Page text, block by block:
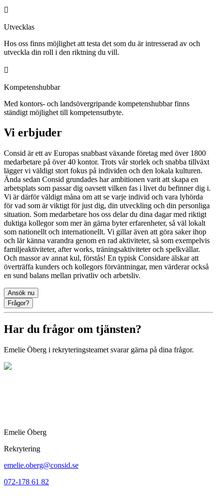
Utvecklas
Hos oss finns möjlighet att testa det som du är intresserad av och
utveckla din roll i den riktning du vill.
Kompetenshubbar
Med kontors- och landsövergripande kompetenshubbar finns
ständigt möjlighet till kompetensutbyte.
Vi erbjuder
Consid är ett av Europas snabbast växande företag med över 1800
medarbetare på över 40 kontor. Trots vår storlek och snabba tillväxt
lägger vi väldigt stort fokus på individen och den lokala kulturen.
Ända sedan Consid grundades har ambitionen varit att skapa en
arbetsplats som passar dig oavsett vilken fas i livet du befinner dig i.
Vi är därför väldigt måna om att se varje individ och vara lyhörda
för vad som är viktigt för just dig, din utveckling och din personliga
situation. Som medarbetare hos oss delar du dina dagar med riktigt
duktiga kollegor som mer än gärna byter erfarenheter, så väl lokalt
som nationellt och internationellt. Vi gillar även att göra saker ihop
och lär känna varandra genom en rad aktiviteter, så som exempelvis
familjeaktiviteter, after works, träningsaktiviteter och spelkvällar.
Och massor av annat kul, förstås! En typisk Considare älskar att
överträffa kunders och kollegors förväntningar, men värderar också
en sund balans mellan privatliv och arbetsliv.
Ansök nu
Frågor?
Har du frågor om tjänsten?
Emelie Öberg i rekryteringsteamet svarar gärna på dina frågor.
Emelie Öberg
Rekrytering
emelie.oberg@consid.se
072-178 61 82